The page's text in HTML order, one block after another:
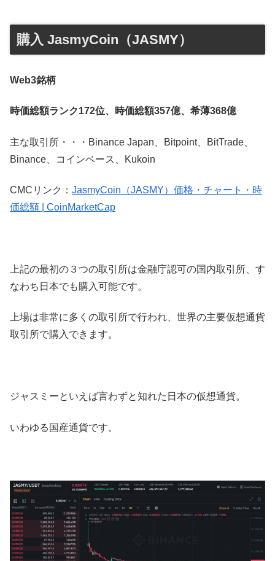
購入 JasmyCoin（JASMY）
Web3銘柄
時価総額ランク172位、時価総額357億、希薄368億
主な取引所・・・Binance Japan、Bitpoint、BitTrade、
Binance、コインベース、Kukoin
CMCリンク： JasmyCoin（JASMY）価格・チャート・時
価総額 | CoinMarketCap
上記の最初の３つの取引所は金融庁認可の国内取引所、す
なわち日本でも購入可能です。
上場は非常に多くの取引所で行われ、世界の主要仮想通貨
取引所で購入できます。
ジャスミーといえば言わずと知れた日本の仮想通貨。
いわゆる国産通貨です。